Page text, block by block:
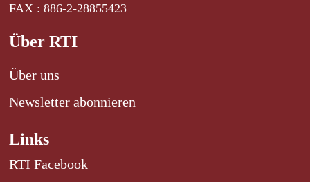
FAX : 886-2-28855423
Über RTI
Über uns
Newsletter abonnieren
Links
RTI Facebook